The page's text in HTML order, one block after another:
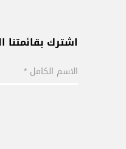
اشترك بقائمتنا